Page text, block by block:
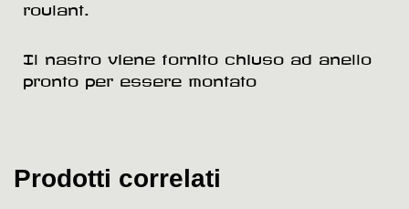
roulant.
Il nastro viene fornito chiuso ad anello
pronto per essere montato
Prodotti correlati